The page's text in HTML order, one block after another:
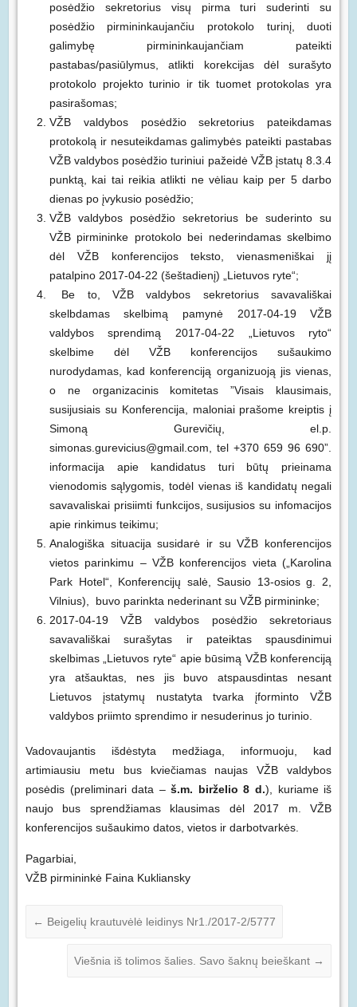
posėdžio sekretorius visų pirma turi suderinti su
posėdžio pirmininkaujančiu protokolo turinį, duoti
galimybę pirmininkaujančiam pateikti
pastabas/pasiūlymus, atlikti korekcijas dėl surašyto
protokolo projekto turinio ir tik tuomet protokolas yra
pasirašomas;
VŽB valdybos posėdžio sekretorius pateikdamas
protokolą ir nesuteikdamas galimybės pateikti pastabas
VŽB valdybos posėdžio turiniui pažeidė VŽB įstatų 8.3.4
punktą, kai tai reikia atlikti ne vėliau kaip per 5 darbo
dienas po įvykusio posėdžio;
VŽB valdybos posėdžio sekretorius be suderinto su
VŽB pirmininke protokolo bei nederindamas skelbimo
dėl VŽB konferencijos teksto, vienasmeniškai jį
patalpino 2017-04-22 (šeštadienį) „Lietuvos ryte“;
Be to, VŽB valdybos sekretorius savavališkai
skelbdamas skelbimą pamynė 2017-04-19 VŽB
valdybos sprendimą 2017-04-22 „Lietuvos ryto“
skelbime dėl VŽB konferencijos sušaukimo
nurodydamas, kad konferenciją organizuoją jis vienas,
o ne organizacinis komitetas ”Visais klausimais,
susijusiais su Konferencija, maloniai prašome kreiptis į
Simoną Gurevičių, el.p.
simonas.gurevicius@gmail.com, tel +370 659 96 690”.
informacija apie kandidatus turi būtų prieinama
vienodomis sąlygomis, todėl vienas iš kandidatų negali
savavaliskai prisiimti funkcijos, susijusios su infomacijos
apie rinkimus teikimu;
Analogiška situacija susidarė ir su VŽB konferencijos
vietos parinkimu – VŽB konferencijos vieta („Karolina
Park Hotel“, Konferencijų salė, Sausio 13-osios g. 2,
Vilnius), buvo parinkta nederinant su VŽB pirmininke;
2017-04-19 VŽB valdybos posėdžio sekretoriaus
savavališkai surašytas ir pateiktas spausdinimui
skelbimas „Lietuvos ryte“ apie būsimą VŽB konferenciją
yra atšauktas, nes jis buvo atspausdintas nesant
Lietuvos įstatymų nustatyta tvarka įforminto VŽB
valdybos priimto sprendimo ir nesuderinus jo turinio.
Vadovaujantis išdėstyta medžiaga, informuoju, kad
artimiausiu metu bus kviečiamas naujas VŽB valdybos
posėdis (preliminari data –š.m. birželio 8 d.), kuriame iš
naujo bus sprendžiamas klausimas dėl 2017 m. VŽB
konferencijos sušaukimo datos, vietos ir darbotvarkės.
Pagarbiai,
VŽB pirmininkė Faina Kukliansky
← Beigelių krautuvėlė leidinys Nr1./2017-2/5777
Viešnia iš tolimos šalies. Savo šaknų beieškant →